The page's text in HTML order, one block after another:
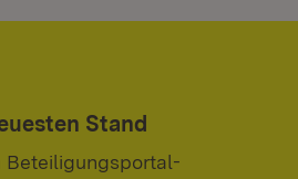
Stand
Beteiligungsportal-